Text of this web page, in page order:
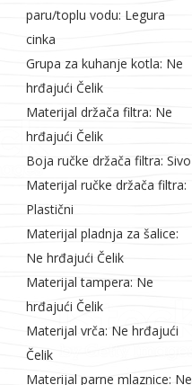
paru/toplu vodu: Legura
cinka
Grupa za kuhanje kotla: Ne
hrđajući Čelik
Materijal držača filtra: Ne
hrđajući Čelik
Boja ručke držača filtra: Sivo
Materijal ručke držača filtra:
Plastični
Materijal pladnja za šalice:
Ne hrđajući Čelik
Materijal tampera: Ne
hrđajući Čelik
Materijal vrča: Ne hrđajući
Čelik
Materijal parne mlaznice: Ne